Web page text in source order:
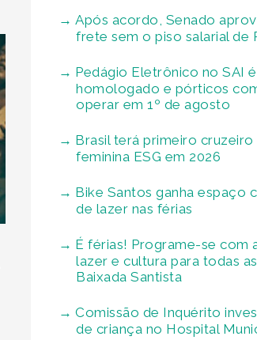
Após acordo, Senado
frete sem o piso salarial de
Pedágio Eletrônico no SAI é
homologado e pórticos
operar em 1º de agosto
Brasil terá primeiro
feminina ESG em 2026
Bike Santos ganha espaço
de lazer nas férias
É férias! Programe-se com
lazer e cultura para todas
Baixada Santista
Comissão de Inquérito
de criança no Hospital